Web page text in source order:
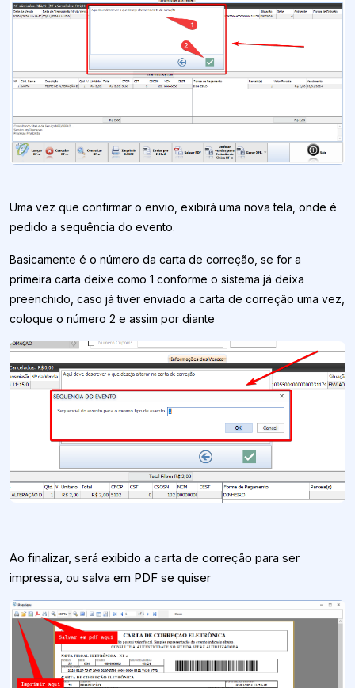
Uma vez que confirmar o envio, exibirá uma nova tela, onde é
pedido a sequência do evento.
Basicamente é o número da carta de correção, se for a
primeira carta deixe como 1 conforme o sistema já deixa
preenchido, caso já tiver enviado a carta de correção uma vez,
coloque o número 2 e assim por diante
Ao finalizar, será exibido a carta de correção para ser
impressa, ou salva em PDF se quiser